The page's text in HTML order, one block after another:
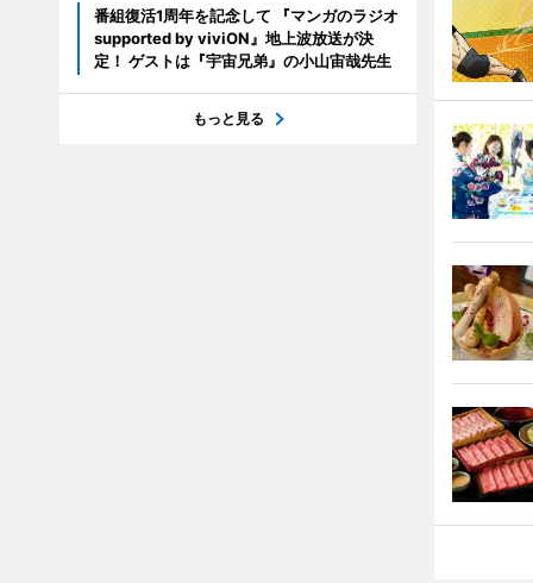
番組復活1周年を記念して 『マンガのラジオ
supported by viviON』地上波放送が決
定！ ゲストは『宇宙兄弟』の小山宙哉先生
もっと見る